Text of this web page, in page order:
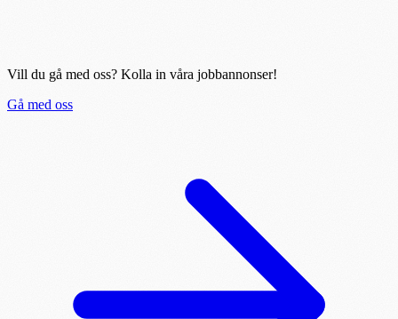
Vill du gå med oss? Kolla in våra jobbannonser!
Gå med oss